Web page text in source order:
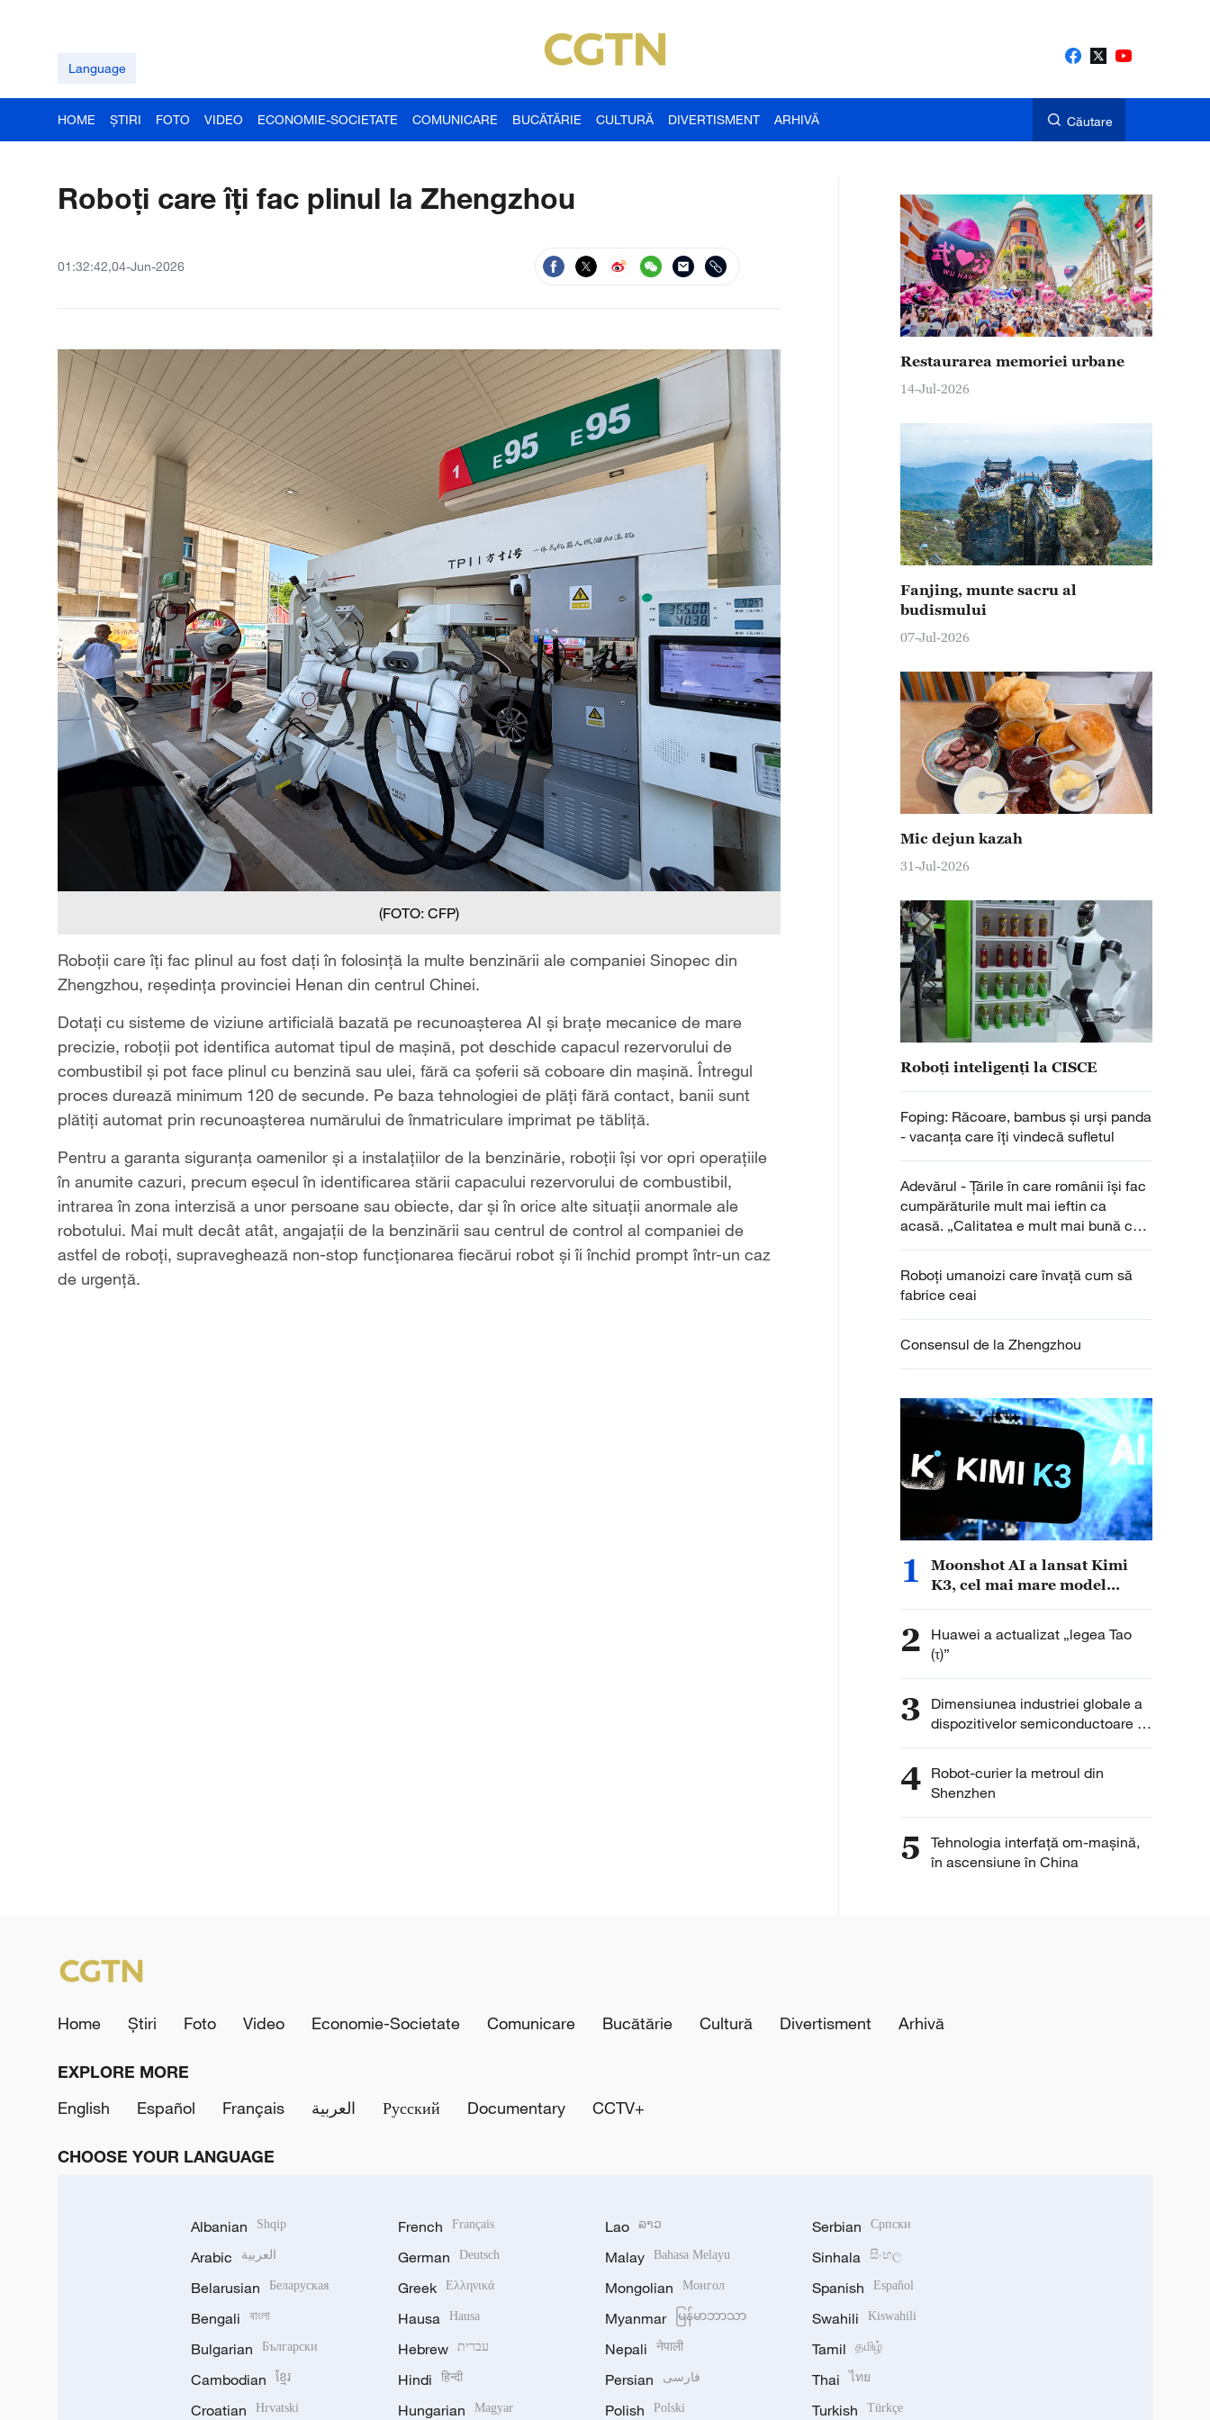
Language
HOME ȘTIRI FOTO VIDEO ECONOMIE-SOCIETATE COMUNICARE BUCĂTĂRIE CULTURĂ DIVERTISMENT ARHIVĂ Căutare
Roboți care îți fac plinul la Zhengzhou
01:32:42,04-Jun-2026
(FOTO: CFP)
Roboții care îți fac plinul au fost dați în folosință la multe benzinării ale companiei Sinopec din
Zhengzhou, reședința provinciei Henan din centrul Chinei.
Dotați cu sisteme de viziune artificială bazată pe recunoașterea AI și brațe mecanice de mare
precizie, roboții pot identifica automat tipul de mașină, pot deschide capacul rezervorului de
combustibil și pot face plinul cu benzină sau ulei, fără ca șoferii să coboare din mașină. Întregul
proces durează minimum 120 de secunde. Pe baza tehnologiei de plăți fără contact, banii sunt
plătiți automat prin recunoașterea numărului de înmatriculare imprimat pe tăbliță.
Pentru a garanta siguranța oamenilor și a instalațiilor de la benzinărie, roboții își vor opri operațiile
în anumite cazuri, precum eșecul în identificarea stării capacului rezervorului de combustibil,
intrarea în zona interzisă a unor persoane sau obiecte, dar și în orice alte situații anormale ale
robotului. Mai mult decât atât, angajații de la benzinării sau centrul de control al companiei de
astfel de roboți, supraveghează non-stop funcționarea fiecărui robot și îi închid prompt într-un caz
de urgență.
Restaurarea memoriei urbane
14-Jul-2026
Fanjing, munte sacru al
budismului
07-Jul-2026
Mic dejun kazah
31-Jul-2026
Roboți inteligenți la CISCE
Foping: Răcoare, bambus și urși panda
- vacanța care îți vindecă sufletul
Adevărul - Țările în care românii își fac
cumpărăturile mult mai ieftin ca
acasă. „Calitatea e mult mai bună ca
la noi, prețurile mai mici”
Roboți umanoizi care învață cum să
fabrice ceai
Consensul de la Zhengzhou
1
Moonshot AI a lansat Kimi
K3, cel mai mare model
2
Huawei a actualizat „legea Tao
(τ)”
3
Dimensiunea industriei globale a
dispozitivelor semiconductoare ar
atinge 10 trilioane de yuani
4 Robot-curier la metroul din
Shenzhen
5
Tehnologia interfață om-mașină,
în ascensiune în China
Home Știri Foto Video Economie-Societate Comunicare Bucătărie Cultură Divertisment Arhivă
EXPLORE MORE
English
Español Français العربية Русский Documentary CCTV+
CHOOSE YOUR LANGUAGE
Albanian Shqip
Arabic العربية
Belarusian Беларуская
Bengali বাংলা
Bulgarian Български
Cambodian ខ្មែរ
Croatian Hrvatski
French Français
German Deutsch
Greek Ελληνικά
Hausa Hausa
Hebrew עברית
Hindi हिन्दी
Hungarian Magyar
Lao ລາວ
Malay Bahasa Melayu
Mongolian Монгол
Myanmar မြန်မာဘာသာ
Nepali नेपाली
Persian فارسی
Polish Polski
Serbian Српски
Sinhala සිංහල
Spanish Español
Swahili Kiswahili
Tamil தமிழ்
Thai ไทย
Turkish Türkçe